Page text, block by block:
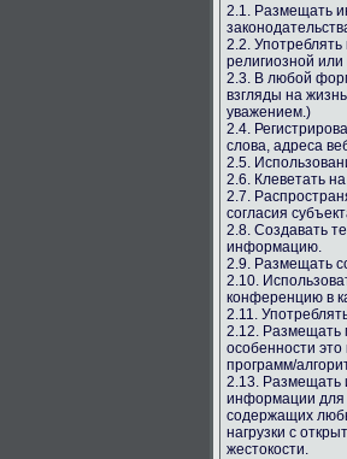
2.1. Размещать
2.2.
религиозной или
2.3. В любой
взгляды на
уважением.)
2.4.
слова, адреса
2.5.
2.6. Клеветать
2.7.
согласия
2.8. Создавать
информацию.
2.9. Размещать
2.10.
конференцию в
2.11.
2.12. Размещать
особенности
программ/
2.13. Размещать
информации для
содержащих
нагрузки с
жестокости.